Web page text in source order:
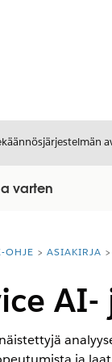
varten
OHJE ASIAKIRJA